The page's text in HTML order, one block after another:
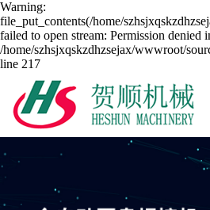
Warning:
file_put_contents(/home/
failed to open stream: Permission denied
/home/szhsjxqskzdhzsejax/wwwroot/
line 217